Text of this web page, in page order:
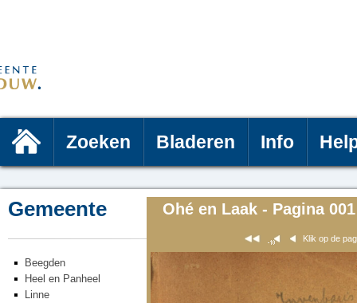
Zoeken Bladeren Info
Gemeente
Beegden
Heel en Panheel
Linne
Ohé en Laak - Pagina 001
Klik op de